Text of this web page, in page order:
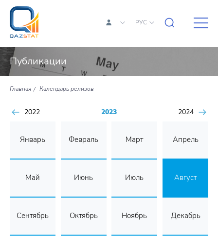
РУС
Публикации
Главная Календарь релизов
2022 2023 2024
Январь Февраль Март Апрель
Май Июнь Июль Август
Сентябрь Октябрь Ноябрь Декабрь